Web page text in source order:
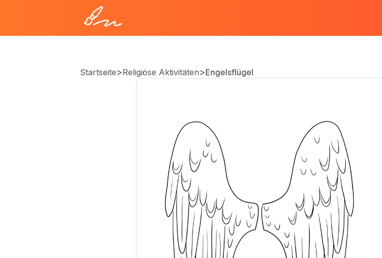
Startseite>Religiöse Aktivitäten>Engelsflügel